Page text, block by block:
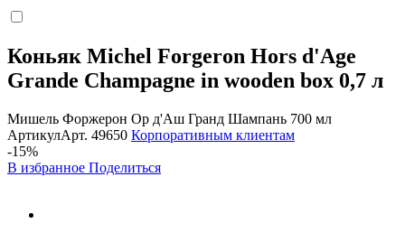
Коньяк Michel Forgeron Hors d'Age
Grande Champagne in wooden box 0,7 л
Мишель Форжерон Ор д'Аш Гранд Шампань 700 мл
АртикулАрт. 49650 Корпоративным клиентам
-15%
В избранное Поделиться